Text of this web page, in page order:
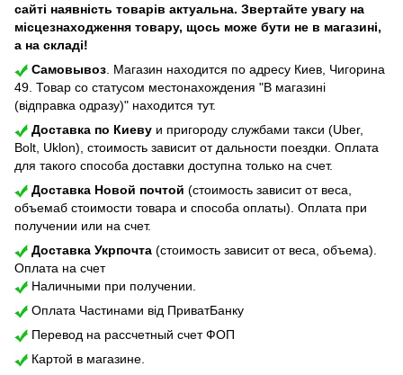
сайті наявність товарів актуальна. Звертайте увагу на
місцезнаходження товару, щось може бути не в магазині,
а на складі!
Самовывоз . Магазин находится по адресу Киев, Чигорина
49. Товар со статусом местонахождения "В магазині
(відправка одразу)" находится тут.
Доставка по Киеву и пригороду службами такси (Uber,
Bolt, Uklon), стоимость зависит от дальности поездки. Оплата
для такого способа доставки доступна только на счет.
Доставка Новой почтой (стоимость зависит от веса,
объемаб стоимости товара и способа оплаты). Оплата при
получении или на счет.
Доставка Укрпочта (стоимость зависит от веса, объема).
Оплата на счет
Наличными при получении.
Оплата Частинами від ПриватБанку
Перевод на рассчетный счет ФОП
Картой в магазине.